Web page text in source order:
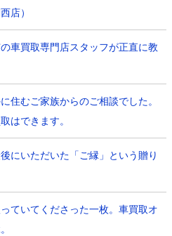
店）
車買取専門店スタッフが正直に教
住むご家族からのご相談でした。
はできます。
にいただいた「ご縁」という贈り
ていてくださった一枚。車買取オ